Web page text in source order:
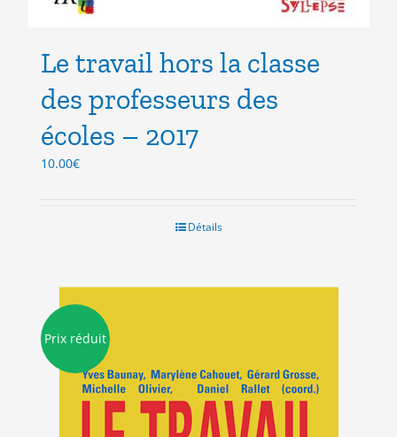
Le travail hors la classe
des professeurs des
écoles – 2017
10.00€
Détails
Prix réduit